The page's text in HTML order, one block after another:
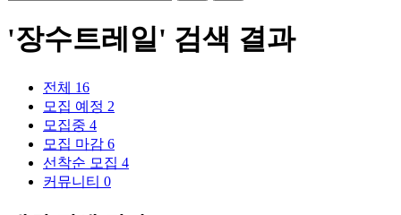
'장수트레일' 검색 결과
전체 16
모집 예정 2
모집중 4
모집 마감 6
선착순 모집 4
커뮤니티 0